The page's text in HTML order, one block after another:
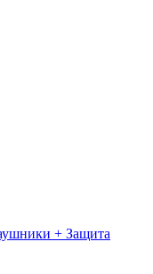
+ Защита